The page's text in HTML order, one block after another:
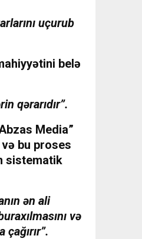
uçurub
belə
qərarıdır”.
Media”
bu proses
sistematik
ən ali
və